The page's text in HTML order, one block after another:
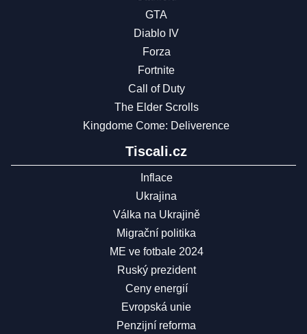
GTA
Diablo IV
Forza
Fortnite
Call of Duty
The Elder Scrolls
Kingdome Come: Deliverence
Tiscali.cz
Inflace
Ukrajina
Válka na Ukrajině
Migrační politika
ME ve fotbale 2024
Ruský prezident
Ceny energií
Evropská unie
Penzijní reforma